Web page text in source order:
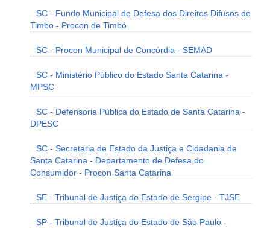
SC - Fundo Municipal de Defesa dos Direitos Difusos de
Timbo - Procon de Timbó
SC - Procon Municipal de Concórdia - SEMAD
SC - Ministério Público do Estado Santa Catarina -
MPSC
SC - Defensoria Pública do Estado de Santa Catarina -
DPESC
SC - Secretaria de Estado da Justiça e Cidadania de
Santa Catarina - Departamento de Defesa do
Consumidor - Procon Santa Catarina
SE - Tribunal de Justiça do Estado de Sergipe - TJSE
SP - Tribunal de Justiça do Estado de São Paulo -